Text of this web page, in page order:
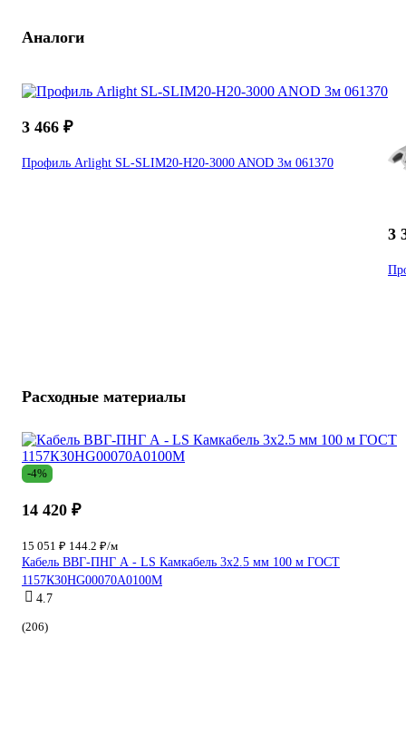
Аналоги
3 466 ₽
Профиль Arlight SL-SLIM20-H20-3000 ANOD 3м 061370
3
Расходные материалы
-4%
14 420 ₽
15 051 ₽ 144.2 ₽/м
Кабель ВВГ-ПНГ А - LS Камкабель 3x2.5 мм 100 м ГОСТ
1157К30HG00070А0100М
4.7
(206)